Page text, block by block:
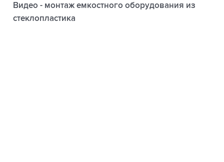
Видео - монтаж емкостного оборудования из
стеклопластика